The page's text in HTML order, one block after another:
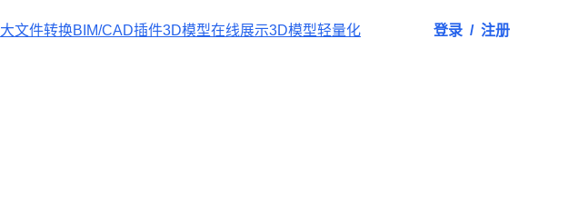
大文件转换BIM/CAD插件3D模型在线展示3D模型轻量化 登录 / 注册